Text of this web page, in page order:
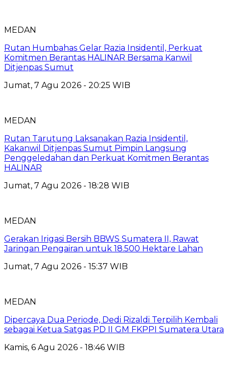
MEDAN
Rutan Humbahas Gelar Razia Insidentil, Perkuat
Komitmen Berantas HALINAR Bersama Kanwil
Ditjenpas Sumut
Jumat, 7 Agu 2026 - 20:25 WIB
MEDAN
Rutan Tarutung Laksanakan Razia Insidentil,
Kakanwil Ditjenpas Sumut Pimpin Langsung
Penggeledahan dan Perkuat Komitmen Berantas
HALINAR
Jumat, 7 Agu 2026 - 18:28 WIB
MEDAN
Gerakan Irigasi Bersih BBWS Sumatera II, Rawat
Jaringan Pengairan untuk 18.500 Hektare Lahan
Jumat, 7 Agu 2026 - 15:37 WIB
MEDAN
Dipercaya Dua Periode, Dedi Rizaldi Terpilih Kembali
sebagai Ketua Satgas PD II GM FKPPI Sumatera Utara
Kamis, 6 Agu 2026 - 18:46 WIB